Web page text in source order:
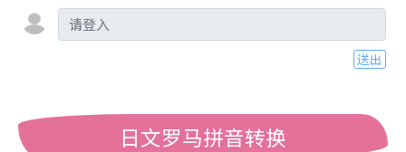
送出
日文罗马拼音转换